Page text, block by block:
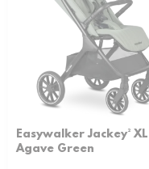
Easywalker Jackey² XL
Agave Green